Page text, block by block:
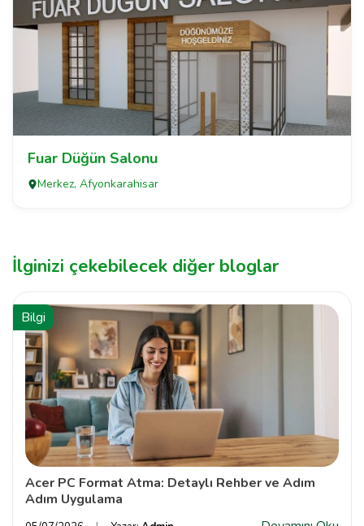
Fuar Düğün Salonu
Merkez, Afyonkarahisar
İlginizi çekebilecek diğer bloglar
Bilgi
Acer PC Format Atma: Detaylı Rehber ve Adım
Adım Uygulama